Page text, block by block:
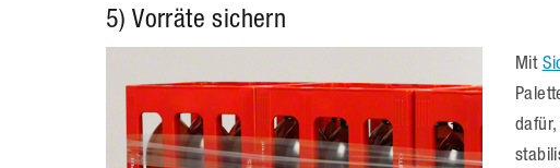
5) Vorräte sichern
Mit